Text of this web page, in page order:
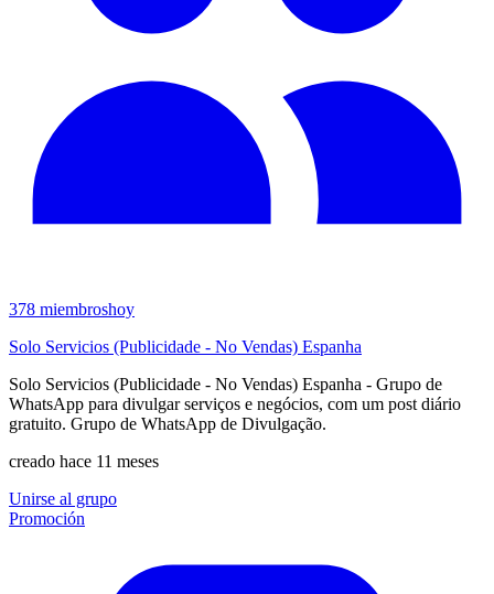
378 miembroshoy
Solo Servicios (Publicidade - No Vendas) Espanha
Solo Servicios (Publicidade - No Vendas) Espanha - Grupo de
WhatsApp para divulgar serviços e negócios, com um post diário
gratuito. Grupo de WhatsApp de Divulgação.
creado hace 11 meses
Unirse al grupo
Promoción